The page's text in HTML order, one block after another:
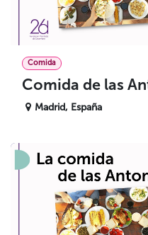
Comida
Comida de las
Madrid, España